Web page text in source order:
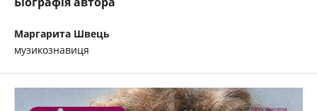
Маргарита Швець
музикознавиця